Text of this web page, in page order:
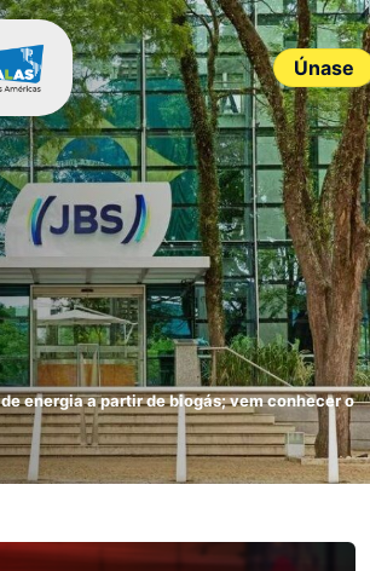
principal
Únase
energia a partir de biogás; vem conhecer o